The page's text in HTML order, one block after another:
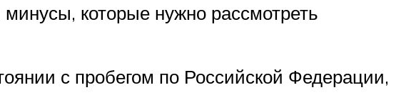
которые нужно рассмотреть
с пробегом по Российской Федерации,